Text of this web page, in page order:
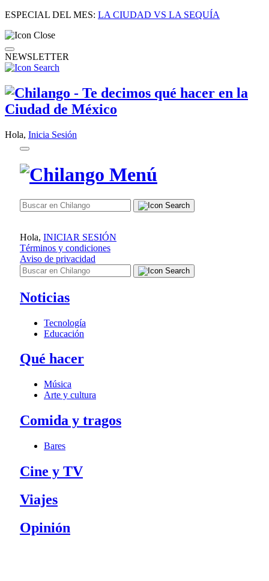
ESPECIAL DEL MES: LA CIUDAD VS LA SEQUÍA
NEWSLETTER
Hola, Inicia Sesión
Hola, INICIAR SESIÓN
Términos y condiciones
Aviso de privacidad
Noticias
Tecnología
Educación
Qué hacer
Música
Arte y cultura
Comida y tragos
Bares
Cine y TV
Viajes
Opinión